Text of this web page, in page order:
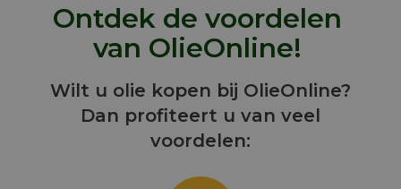
Ontdek de voordelen
van OlieOnline!
Wilt u olie kopen bij OlieOnline?
Dan profiteert u van veel
voordelen: